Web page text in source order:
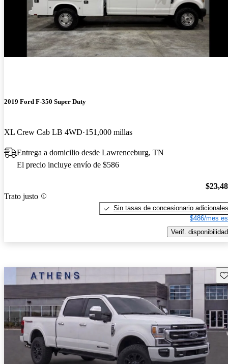
2019 Ford F-350 Super Duty
XL Crew Cab LB 4WD 151,000 millas
Entrega a domicilio desde Lawrenceburg, TN
El precio incluye envío de $586
Trato justo
Sin tasas de concesionario adicionales
$486/mes
Verif. disponibilidad